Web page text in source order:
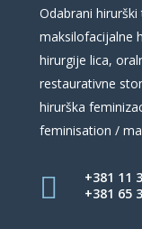
Odabrani
maksilofacijalne
hirurgije lica,
restaurativne
hirurška
feminisation /
+381 11
+381 65